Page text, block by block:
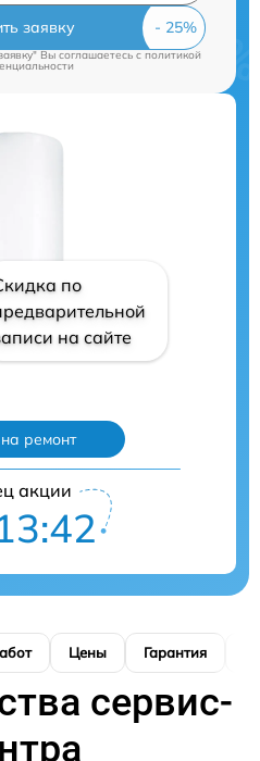
заявку
Вы соглашаетесь cполитикой
по
на сайте
ремонт
акции
Цены Гарантия
сервис-